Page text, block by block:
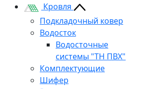
Кровля
Подкладочный ковер
Водосток
Водосточные
системы "ТН ПВХ"
Комплектующие
Шифер